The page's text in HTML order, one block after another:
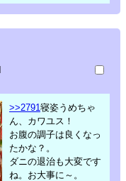
>>2791寝姿うめちゃ
ん、カワユス！
お腹の調子は良くなっ
たかな？。
ダニの退治も大変です
ね。お大事に～。